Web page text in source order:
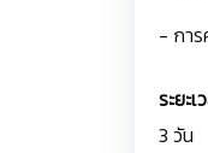
- กา
ระยะ
3 วัน